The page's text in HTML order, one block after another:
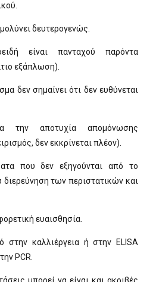
δευτερογενώς.
είναι πανταχού παρόντα
εξάπλωση).
δεν σημαίνει ότι δεν ευθύνεται
την αποτυχία απομόνωσης
δεν εκκρίνεται πλέον).
που δεν εξηγούνται από το
διερεύνηση των περιστατικών και
ευαισθησία.
στην καλλιέργεια ή στην ELISA
PCR.